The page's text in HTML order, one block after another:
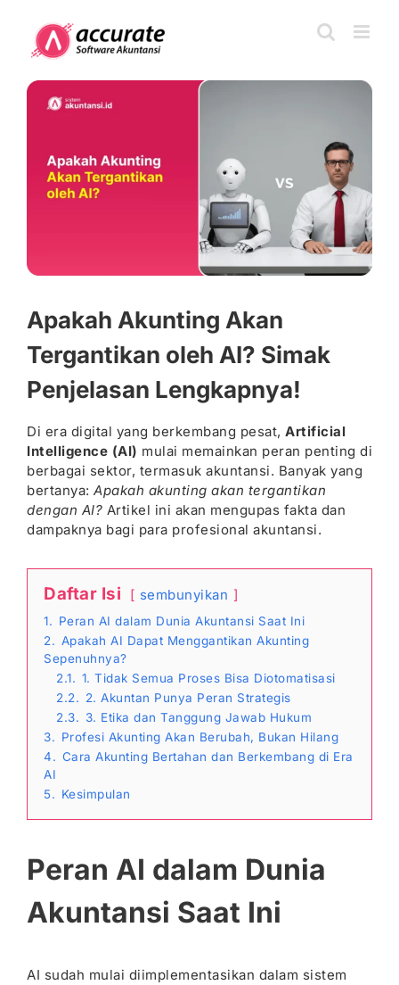
content
View
Larger
Apakah Akunting Akan
Tergantikan oleh AI? Simak
Penjelasan Lengkapnya!
Di era digital yang berkembang pesat, Artificial
Intelligence (AI) mulai memainkan peran penting di
berbagai sektor, termasuk akuntansi. Banyak yang
bertanya: Apakah akunting akan tergantikan
dengan AI? Artikel ini akan mengupas fakta dan
dampaknya bagi para profesional akuntansi.
Daftar Isi sembunyikan
1. Peran AI dalam Dunia Akuntansi Saat Ini
2. Apakah AI Dapat Menggantikan Akunting
Sepenuhnya?
2.1. 1. Tidak Semua Proses Bisa Diotomatisasi
2.2. 2. Akuntan Punya Peran Strategis
2.3. 3. Etika dan Tanggung Jawab Hukum
3. Profesi Akunting Akan Berubah, Bukan Hilang
4. Cara Akunting Bertahan dan Berkembang di Era
AI
5. Kesimpulan
Peran AI dalam Dunia
Akuntansi Saat Ini
AI sudah mulai diimplementasikan dalam sistem